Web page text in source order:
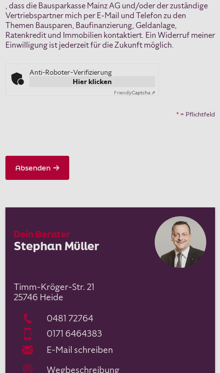
, dass die Bausparkasse Mainz AG und/oder der zuständige
Vertriebspartner mich per E-Mail und Telefon zu den
Themen Bausparen, Baufinanzierung, Geldanlage,
Ratenkredit und Immobilien kontaktiert. Ein Widerruf meiner
Einwilligung ist jederzeit für die Zukunft möglich.
Anti-Roboter-Verifizierung
Hier klicken
FriendlyCaptcha ⇗
*= Pflichtfeld
Absenden
Dein Berater
Stephan Müller
Timm-Kröger-Str. 21
25746 Heide
0481 72764
0171 6464383
E-Mail schreiben
Wegbeschreibung